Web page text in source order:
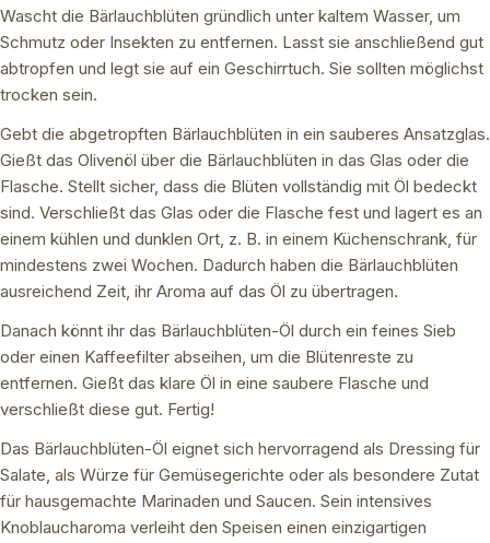
Wascht die Bärlauchblüten gründlich unter kaltem Wasser, um
Schmutz oder Insekten zu entfernen. Lasst sie anschließend gut
abtropfen und legt sie auf ein Geschirrtuch. Sie sollten möglichst
trocken sein.
Gebt die abgetropften Bärlauchblüten in ein sauberes Ansatzglas.
Gießt das Olivenöl über die Bärlauchblüten in das Glas oder die
Flasche. Stellt sicher, dass die Blüten vollständig mit Öl bedeckt
sind. Verschließt das Glas oder die Flasche fest und lagert es an
einem kühlen und dunklen Ort, z. B. in einem Küchenschrank, für
mindestens zwei Wochen. Dadurch haben die Bärlauchblüten
ausreichend Zeit, ihr Aroma auf das Öl zu übertragen.
Danach könnt ihr das Bärlauchblüten-Öl durch ein feines Sieb
oder einen Kaffeefilter abseihen, um die Blütenreste zu
entfernen. Gießt das klare Öl in eine saubere Flasche und
verschließt diese gut. Fertig!
Das Bärlauchblüten-Öl eignet sich hervorragend als Dressing für
Salate, als Würze für Gemüsegerichte oder als besondere Zutat
für hausgemachte Marinaden und Saucen. Sein intensives
Knoblaucharoma verleiht den Speisen einen einzigartigen